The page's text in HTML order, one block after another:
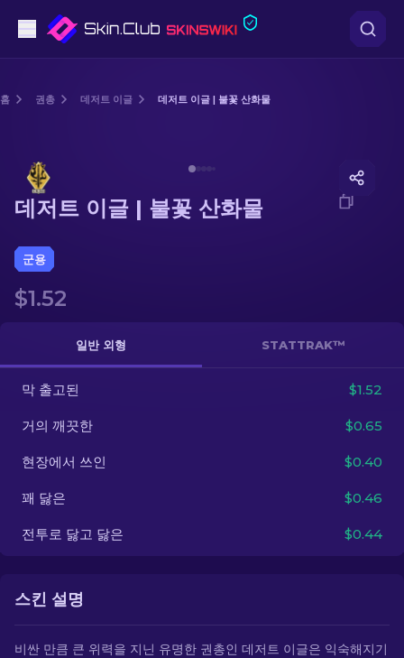
저격소총
장갑
케이스
기타
홈 권총 데저트 이글 데저트 이글 | 불꽃 산화물
데저트 이글 | 불꽃 산화물
군용
$1.52
일반 외형 STATTRAK™
막 출고된 $1.52
거의 깨끗한 $0.65
현장에서 쓰인 $0.40
꽤 닳은 $0.46
전투로 닳고 닳은 $0.44
스킨 설명
비싼 만큼 큰 위력을 지닌 유명한 권총인 데저트 이글은 익숙해지기